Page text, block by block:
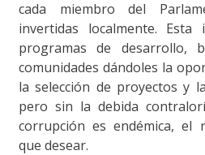
cada miembro del
invertidas localmente.
programas de desarrollo,
comunidades dándoles la
la selección de proyectos y
pero sin la debida
corrupción es endémica, el
que desear.